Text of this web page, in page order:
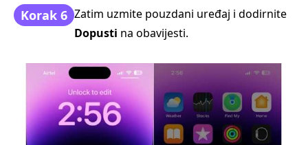
Korak 6 Zatim uzmite pouzdani uređaj i dodirnite
Dopusti na obavijesti.